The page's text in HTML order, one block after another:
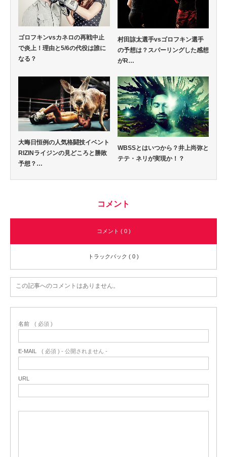
ゴロフキンvsカネロの再戦中止
で炎上！理由と5/6の代役は誰に
なる？
村田諒太選手vsゴロフキン選手
の予想は？スパーリングした感想
がR…
大晦日恒例の人気格闘技イベント
RIZINライジンの見どころと勝敗
予想？…
WBSSとはいつから？井上尚弥と
テテ・ネリが実現か！？
コメント
コメント ( 0 )
トラックバック ( 0 )
この記事へのコメントはありません。
名前 ( 必須 )
E-MAIL ( 必須 ) - 公開されません -
URL